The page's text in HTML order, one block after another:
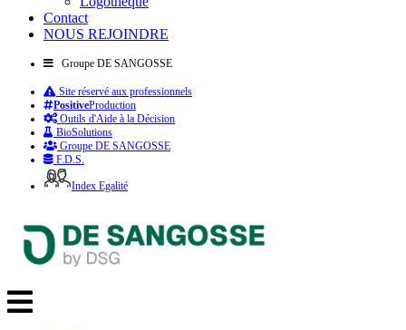
Contact
NOUS REJOINDRE
Groupe DE SANGOSSE
Site réservé aux professionnels
PositiveProduction
Outils d'Aide à la Décision
BioSolutions
Groupe DE SANGOSSE
F.D.S.
Index Egalité